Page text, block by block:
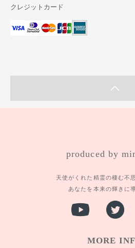
クレジットカード
produced by
天使がくれた精霊の棲む不
あなたを本来の輝きに
MORE